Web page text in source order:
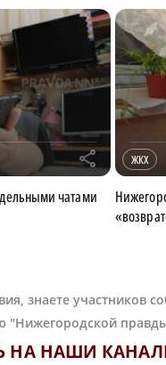
r
чатами
ЖКХ
знаете участников
"Нижегородской
НАШИ КАНАЛЫ